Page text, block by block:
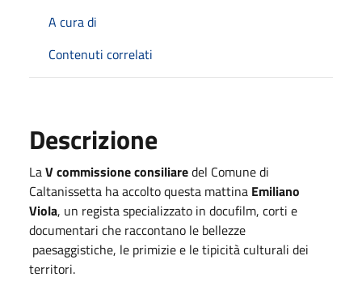
A cura di
Contenuti correlati
Descrizione
LaV commissione consiliaredel Comune di
Caltanissetta ha accolto questa mattina Emiliano
Viola, un regista specializzato in docufilm, corti e
documentari che raccontano le bellezze
paesaggistiche, le primizie e le tipicità culturali dei
territori.